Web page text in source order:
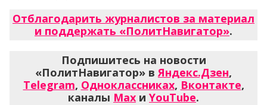
Отблагодарить журналистов за материал
и поддержать «ПолитНавигатор».
Подпишитесь на новости
«ПолитНавигатор» вЯндекс.Дзен,
Telegram, Одноклассниках, Вконтакте,
каналы Max и YouTube.